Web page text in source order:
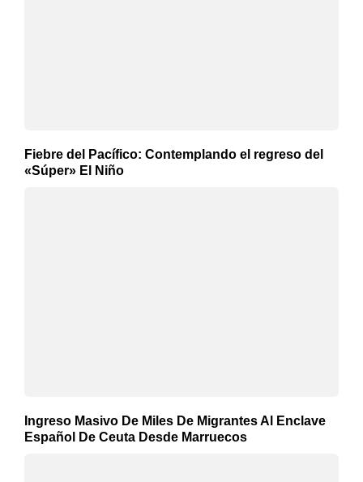
Fiebre del Pacífico: Contemplando el regreso del
«Súper» El Niño
Ingreso Masivo De Miles De Migrantes Al Enclave
Español De Ceuta Desde Marruecos